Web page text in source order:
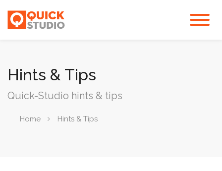
Hints & Tips
Quick-Studio hints & tips
Home Hints & Tips